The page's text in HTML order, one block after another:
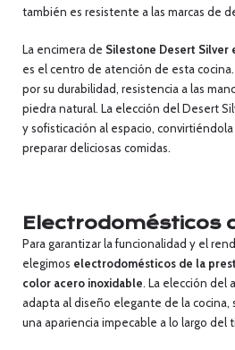
también es resistente a las marcas de
La encimera de Silestone Desert Silver
es el centro de atención de esta
por su durabilidad, resistencia a las
piedra natural. La elección del Desert
y sofisticación al espacio,
preparar deliciosas comidas.
Electrodomésticos
Para garantizar la funcionalidad y el
elegimos electrodomésticos de la
color acero inoxidable. La elección del
adapta al diseño elegante de la cocina,
una apariencia impecable a lo largo del